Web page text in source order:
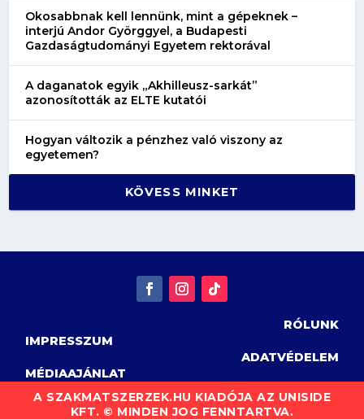
Okosabbnak kell lennünk, mint a gépeknek –
interjú Andor Györggyel, a Budapesti
Gazdaságtudományi Egyetem rektorával
A daganatok egyik „Akhilleusz-sarkát”
azonosították az ELTE kutatói
Hogyan változik a pénzhez való viszony az
egyetemen?
KÖVESS MINKET
RÓLUNK
IMPRESSZUM
ADATVÉDELEM
MÉDIAAJÁNLAT
A SZAKMATSZERZEK.HU KIADÓJA AZ UNISIDE
KFT. © MINDEN JOG FENNTARTVA.